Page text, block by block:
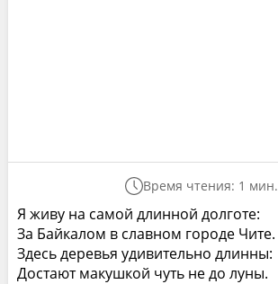
Время чтения: 1 мин.
Я живу на самой длинной долготе:
За Байкалом в славном городе Чите.
Здесь деревья удивительно длинны:
Достают макушкой чуть не до луны.